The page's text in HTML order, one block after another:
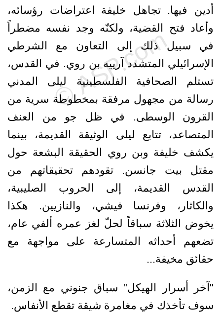
أدين فيها. تجاهل خليفة اعتراضات رؤسائه،
وأعاد فتح القضية، ولكنّه وجد نفسه مضطراً
في سبيل ذلك إلى التعاون مع الشرطي
الإسرائيلي المتشدد آرييه بن روي. في القدس،
تستلم الصحافية الفلسطينية ليلى المدني
رسالة من مجهول مرفقة بمخطوطة سرية من
القرون الوسطى. في ظل جو من العنف
المتصاعد، تتابع ليلى الوثيقة القديمة، بينما
يكشف خليفة وبن روي الحقيقة البشعة حول
مقتل بيت جانسن. تقودهم تحقيقاتهم من
القدس القديمة، إلى الحروب الصليبية،
والكاثار، وفرنسا فيشي، والنازيين. هكذا
يخوض الثلاثة سباقاً لحلّ لغز عمره ألفي عام،
تضعهم أحداثه المتسارعة على مواجهة مع
حقائق مخيفة...
"آخر أسرار الهيكل" سباق جنوني مع الزمن،
سوف تأخذك في مغامرة شيقة تقطع الأنفاس.